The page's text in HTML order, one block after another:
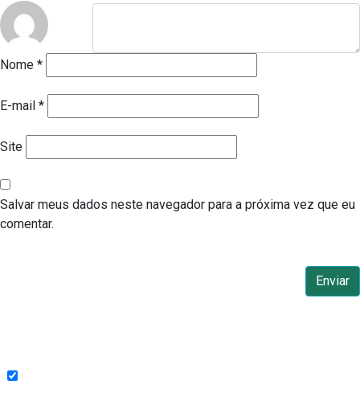
Nome *
E-mail *
Site
Salvar meus dados neste navegador para a próxima vez que eu
comentar.